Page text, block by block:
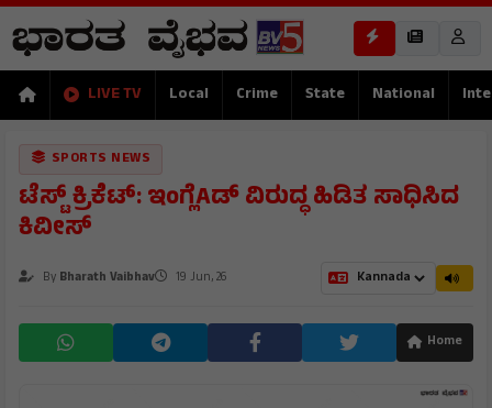
LIVE TV Local Crime State National
SPORTS NEWS
ಟೆಸ್ಟ್ ಕ್ರಿಕೆಟ್: ಇಂಗ್ಲೆAಡ್ ವಿರುದ್ಧ ಹಿಡಿತ ಸಾಧಿಸಿದ
ಕಿವೀಸ್
By Bharath Vaibhav 19 Jun, 26
Home